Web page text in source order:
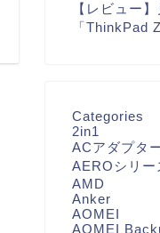
【レビュー
「ThinkPad
Categories
2in1
ACアダプタ
AEROシリー
AMD
Anker
AOMEI
AOMEI